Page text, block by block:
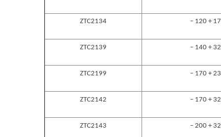
ZTC2134 – 120 +
ZTC2139 – 140 +
ZTC2199 – 170 +
ZTC2142 – 170 +
ZTC2143 – 200 +